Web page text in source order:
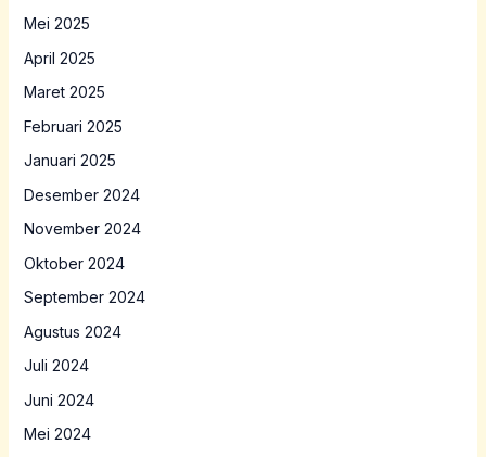
Mei 2025
April 2025
Maret 2025
Februari 2025
Januari 2025
Desember 2024
November 2024
Oktober 2024
September 2024
Agustus 2024
Juli 2024
Juni 2024
Mei 2024